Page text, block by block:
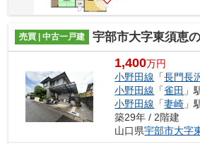
売買 | 中古一戸建 宇部市大字東須恵
1,400万円
小野田線 「長門長
小野田線 「雀田 」
小野田線 「妻崎 」
築29年 / 2階建
山口県宇部市大字